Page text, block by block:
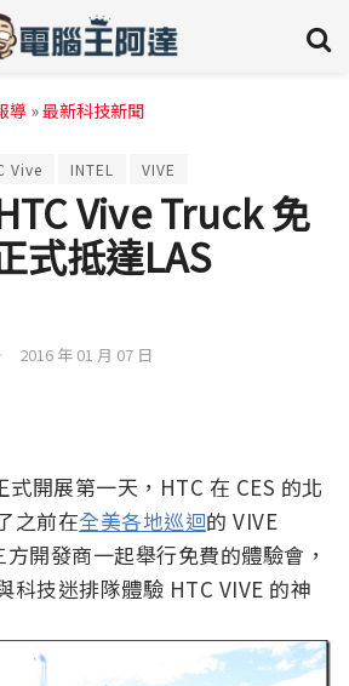
導 »最新科技新聞
Vive INTEL VIVE
Vive Truck 免
式抵達LAS
2016 年 01 月 07 日
式開展第一天，HTC 在 CES 的北
之前在全美各地巡迴的 VIVE
開發商一起舉行免費的體驗會，
科技迷排隊體驗 HTC VIVE 的神